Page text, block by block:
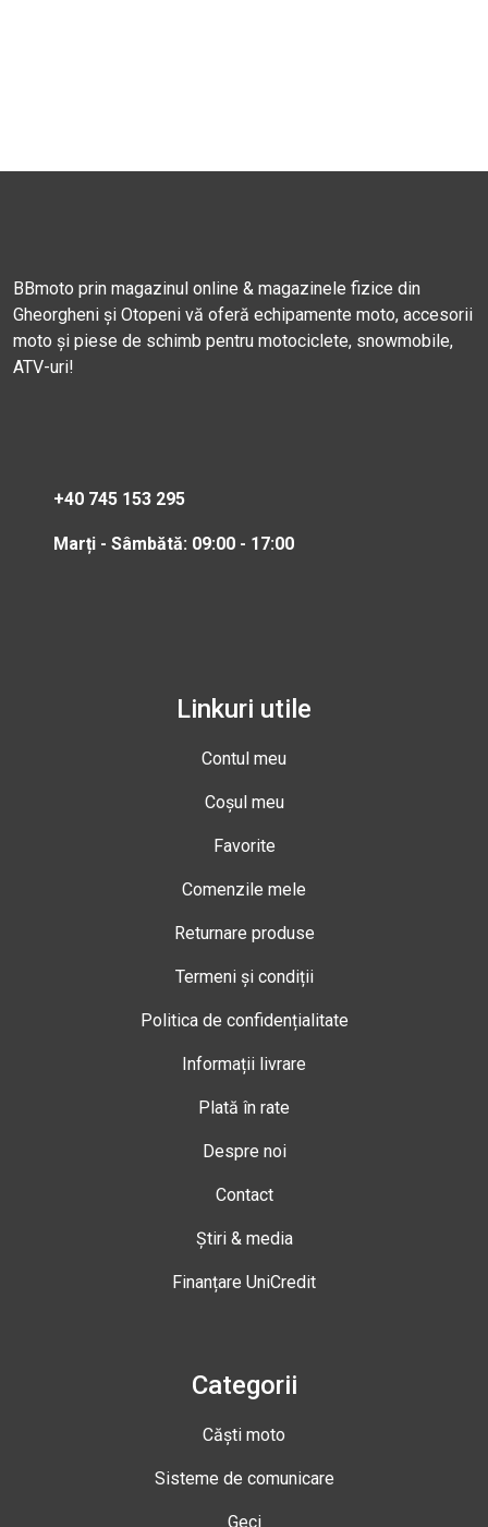
BBmoto prin magazinul online & magazinele fizice din
Gheorgheni și Otopeni vă oferă echipamente moto, accesorii
moto și piese de schimb pentru motociclete, snowmobile,
ATV-uri!
+40 745 153 295
Marți - Sâmbătă: 09:00 - 17:00
Linkuri utile
Contul meu
Coșul meu
Favorite
Comenzile mele
Returnare produse
Termeni și condiții
Politica de confidențialitate
Informații livrare
Plată în rate
Despre noi
Contact
Știri & media
Finanțare UniCredit
Categorii
Căști moto
Sisteme de comunicare
Geci